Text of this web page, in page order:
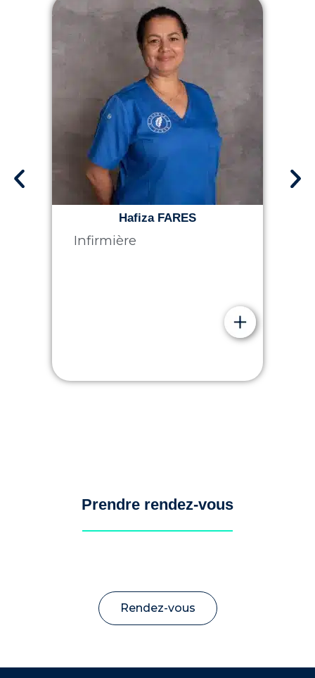
Hafiza FARES
Infirmière
Prendre rendez-vous
Rendez-vous